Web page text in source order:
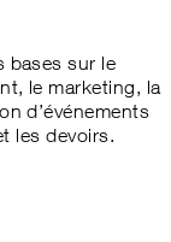
bases sur le
le marketing, la
d’événements
les devoirs.